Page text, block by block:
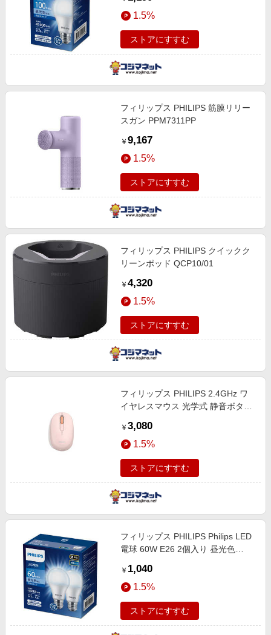
配光タイプ］ LDA11D-G/E/K/1P
1.5%
ストアにすすむ
フィリップス PHILIPS 筋膜リリー
スガン PPM7311PP
￥ 9,167
1.5%
ストアにすすむ
フィリップス PHILIPS クイックク
リーンポッド QCP10/01
￥ 4,320
1.5%
ストアにすすむ
フィリップス PHILIPS 2.4GHz ワ
イヤレスマウス 光学式 静音ボタン
￥ 3,080
1.5%
ストアにすすむ
フィリップス PHILIPS Philips LED
電球 60W E26 2個入り 昼光色
色 /2個 /広配光タイプ］ LDA7D-
G/E/K/2P
￥ 1,040
1.5%
ストアにすすむ